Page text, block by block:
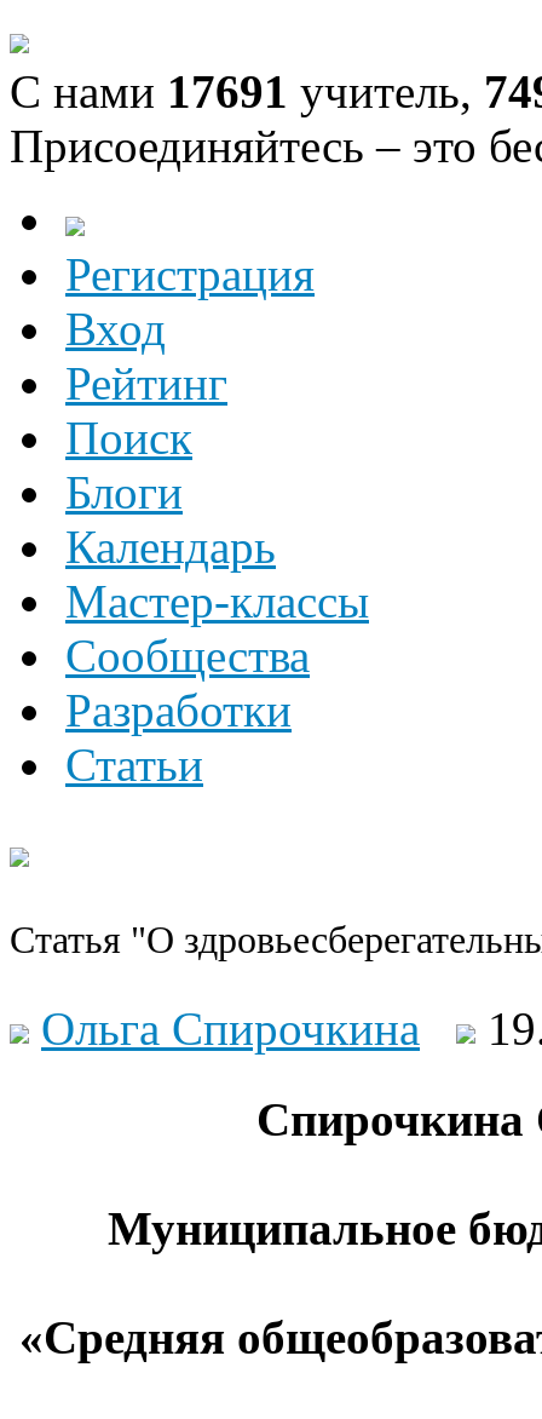
С нами 17691 учитель,
Присоединяйтесь – это
Регистрация
Вход
Рейтинг
Поиск
Блоги
Календарь
Мастер-классы
Сообщества
Разработки
Статьи
Статья "О
Ольга Спирочкина
Спирочкина
Муниципальное
«Средняя